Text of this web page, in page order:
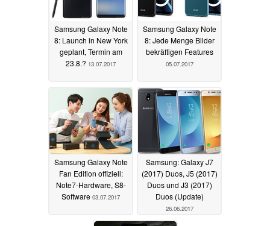
Samsung Galaxy Note
8: Launch in New York
geplant, Termin am
23.8.? 13.07.2017
Samsung Galaxy Note
8: Jede Menge Bilder
bekräftigen Features
05.07.2017
Samsung Galaxy Note
Fan Edition offiziell:
Note7-Hardware, S8-
Software 03.07.2017
Samsung: Galaxy J7
(2017) Duos, J5 (2017)
Duos und J3 (2017)
Duos (Update)
26.06.2017